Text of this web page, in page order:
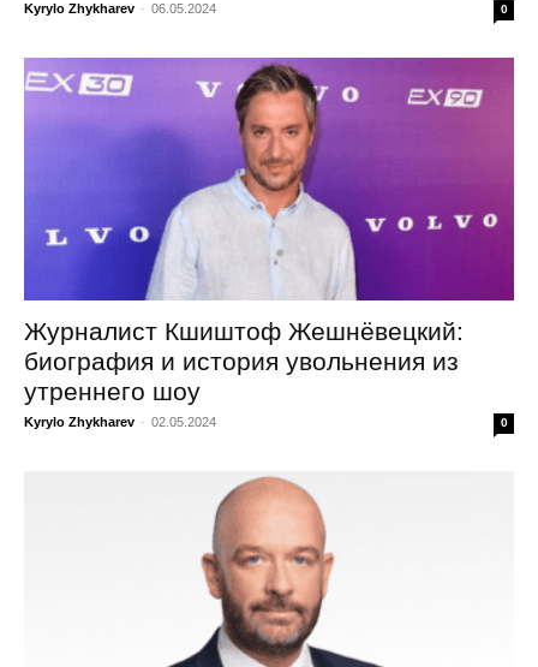
Kyrylo Zhykharev - 06.05.2024 0
Журналист Кшиштоф Жешнёвецкий:
биография и история увольнения из
утреннего шоу
Kyrylo Zhykharev - 02.05.2024 0